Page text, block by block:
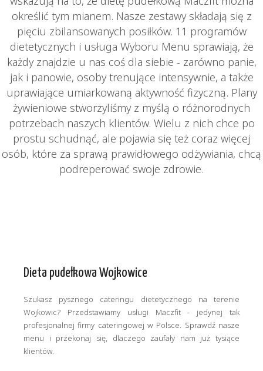
określić tym mianem. Nasze zestawy składają się z
pięciu zbilansowanych posiłków. 11 programów
dietetycznych i usługa Wyboru Menu sprawiają, że
każdy znajdzie u nas coś dla siebie - zarówno panie,
jak i panowie, osoby trenujące intensywnie, a także
uprawiające umiarkowaną aktywność fizyczną. Plany
żywieniowe stworzyliśmy z myślą o różnorodnych
potrzebach naszych klientów. Wielu z nich chce po
prostu schudnąć, ale pojawia się też coraz więcej
osób, które za sprawą prawidłowego odżywiania, chcą
podreperować swoje zdrowie.
Dieta pudełkowa Wojkowice
Szukasz pysznego cateringu dietetycznego na terenie
Wojkowic? Przedstawiamy usługi Maczfit - jedynej tak
profesjonalnej firmy cateringowej w Polsce. Sprawdź nasze
menu i przekonaj się, dlaczego zaufały nam już tysiące
klientów.